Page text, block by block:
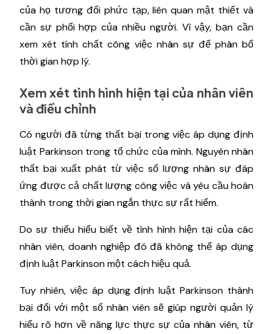
của họ tương đối phức tạp, liên quan mật thiết và
cần sự phối hợp của nhiều người. Vì vậy, bạn cần
xem xét tính chất công việc nhân sự để phân bổ
thời gian hợp lý.
Xem xét tình hình hiện tại của nhân viên
và điều chỉnh
Có người đã từng thất bại trong việc áp dụng định
luật Parkinson trong tổ chức của mình. Nguyên nhân
thất bại xuất phát từ việc số lượng nhân sự đáp
ứng được cả chất lượng công việc và yêu cầu hoàn
thành trong thời gian ngắn thực sự rất hiếm.
Do sự thiếu hiểu biết về tình hình hiện tại của các
nhân viên, doanh nghiệp đó đã không thể áp dụng
định luật Parkinson một cách hiệu quả.
Tuy nhiên, việc áp dụng định luật Parkinson thành
bại đối với một số nhân viên sẽ giúp người quản lý
hiểu rõ hơn về năng lực thực sự của nhân viên, từ